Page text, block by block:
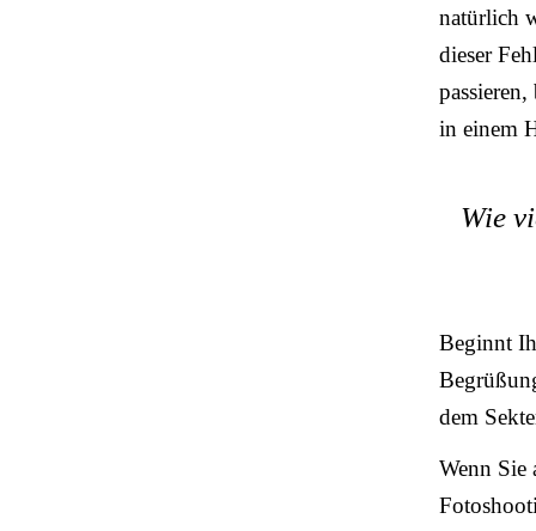
natürlich
dieser
in einem
Wie
Beginnt
dem
Wenn Sie